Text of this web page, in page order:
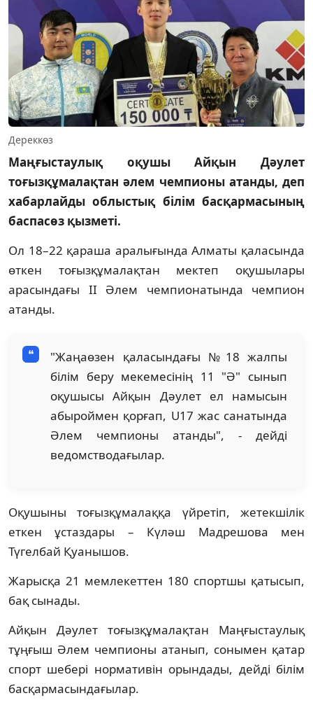
Дереккөз
Маңғыстаулық оқушы Айқын Дәулет
тоғызқұмалақтан әлем чемпионы атанды, деп
хабарлайды облыстық білім басқармасының
баспасөз қызметі.
Ол 18–22 қараша аралығында Алматы қаласында
өткен тоғызқұмалақтан мектеп оқушылары
арасындағы ІІ Әлем чемпионатында чемпион
атанды.
"Жаңаөзен қаласындағы №18 жалпы
білім беру мекемесінің 11 "Ә" сынып
оқушысы Айқын Дәулет ел намысын
абыроймен қорғап, U17 жас санатында
Әлем чемпионы атанды", - дейді
ведомстводағылар.
Оқушыны тоғызқұмалаққа үйретіп, жетекшілік
еткен ұстаздары – Күләш Мадрешова мен
Түгелбай Қуанышов.
Жарысқа 21 мемлекеттен 180 спортшы қатысып,
бақ сынады.
Айқын Дәулет тоғызқұмалақтан Маңғыстаулық
тұңғыш Әлем чемпионы атанып, сонымен қатар
спорт шебері нормативін орындады, дейді білім
басқармасындағылар.